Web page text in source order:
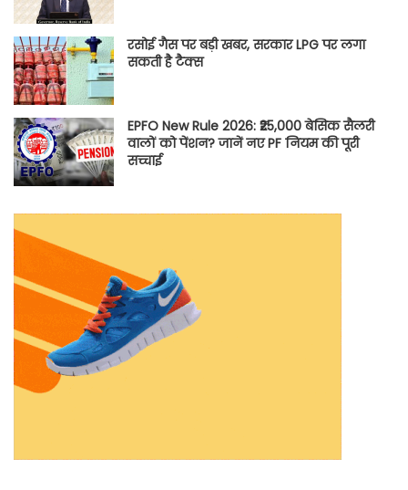
रसोई गैस पर बड़ी खबर, सरकार LPG पर लगा
सकती है टैक्स
EPFO New Rule 2026: ₹25,000 बेसिक सैलरी
वालों को पेंशन? जानें नए PF नियम की पूरी
सच्चाई